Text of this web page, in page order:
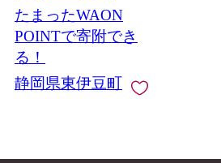
たまったWAON
POINTで寄附でき
る！
静岡県東伊豆町